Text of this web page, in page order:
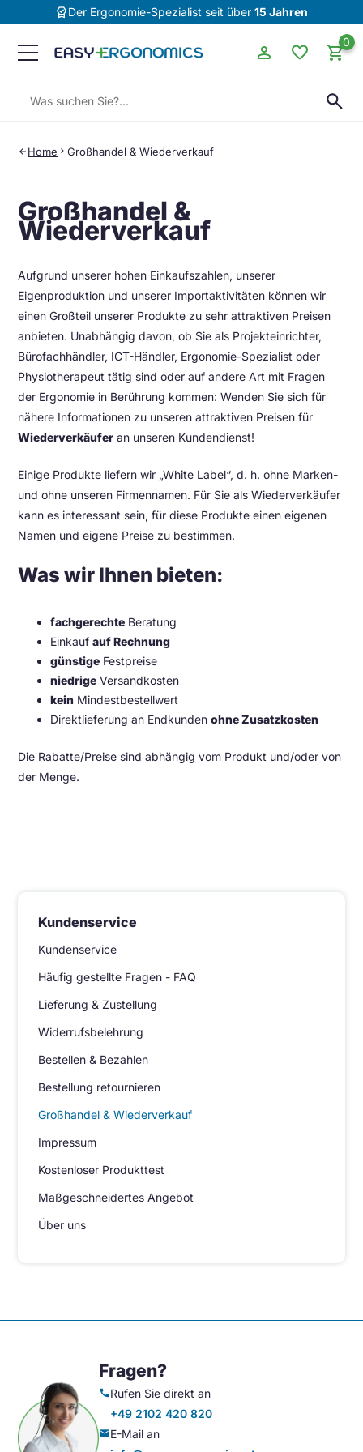
editor_choiceDer Ergonomie-Spezialist seit über 15 Jahren
search
person favorite 0
shopping_cart
arrow_back Home chevron_rightGroßhandel & Wiederverkauf
Kundenservice
Kundenservice
Häufig gestellte Fragen - FAQ
Lieferung & Zustellung
Widerrufsbelehrung
Bestellen & Bezahlen
Bestellung retournieren
Großhandel & Wiederverkauf
Impressum
Kostenloser Produkttest
Maßgeschneidertes Angebot
Über uns
Großhandel &
Wiederverkauf
Aufgrund unserer hohen Einkaufszahlen, unserer
Eigenproduktion und unserer Importaktivitäten können wir
einen Großteil unserer Produkte zu sehr attraktiven Preisen
anbieten. Unabhängig davon, ob Sie als Projekteinrichter,
Bürofachhändler, ICT-Händler, Ergonomie-Spezialist oder
Physiotherapeut tätig sind oder auf andere Art mit Fragen
der Ergonomie in Berührung kommen: Wenden Sie sich für
nähere Informationen zu unseren attraktiven Preisen für
Wiederverkäufer an unseren Kundendienst!
Einige Produkte liefern wir „White Label“, d. h. ohne Marken-
und ohne unseren Firmennamen. Für Sie als Wiederverkäufer
kann es interessant sein, für diese Produkte einen eigenen
Namen und eigene Preise zu bestimmen.
Was wir Ihnen bieten:
fachgerechte Beratung
Einkaufauf Rechnung
günstige Festpreise
niedrige Versandkosten
kein Mindestbestellwert
Direktlieferung an Endkundenohne Zusatzkosten
Die Rabatte/Preise sind abhängig vom Produkt und/oder von
der Menge.
Fragen?
callRufen Sie direkt an
+49 2102 420 820
mailE-Mail an